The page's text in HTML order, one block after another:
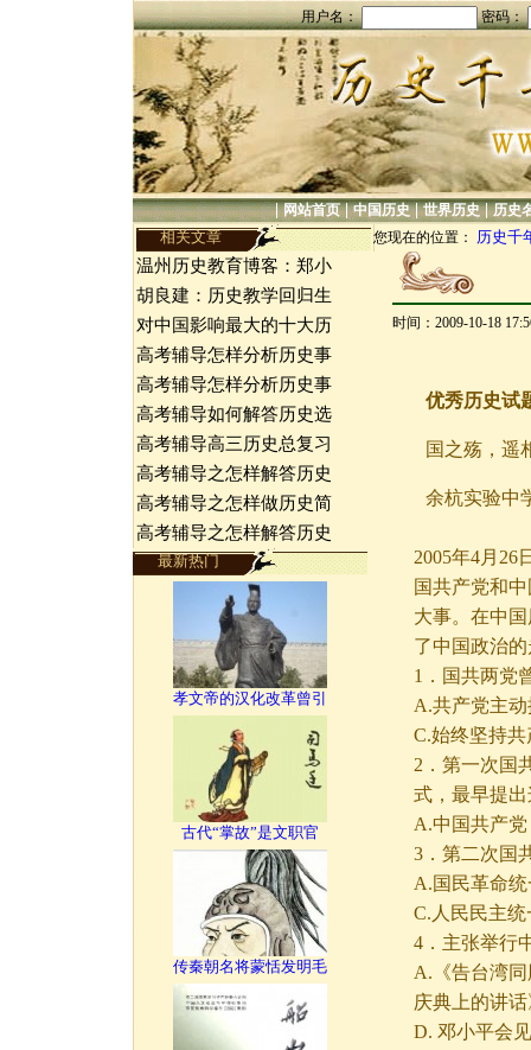
用户名： 密码：
|网站首页|中国历史|世界历史|历史
相关文章 您现在的位置： 历史千
温州历史教育博客：郑小
胡良建：历史教学回归生
对中国影响最大的十大历
高考辅导怎样分析历史事
高考辅导怎样分析历史事
高考辅导如何解答历史选
高考辅导高三历史总复习
高考辅导之怎样解答历史
高考辅导之怎样做历史简
高考辅导之怎样解答历史
最新热门
孝文帝的汉化改革曾引
古代“掌故”是文职官
传秦朝名将蒙恬发明毛
时间：2009-10-18
优秀历史试
国之殇，
余杭实验中
2005年4月26
国共产党和
大事。在中
了中国政治
1．国共两党
A.共产党主
C.始终坚持
2．第一次国
式，最早提
A.中国共产
3．第二次国
A.国民革命
C.人民民主
4．主张举行
A.《告台湾
庆典上的讲
D. 邓小平会